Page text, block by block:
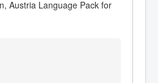
Austria Language Pack for